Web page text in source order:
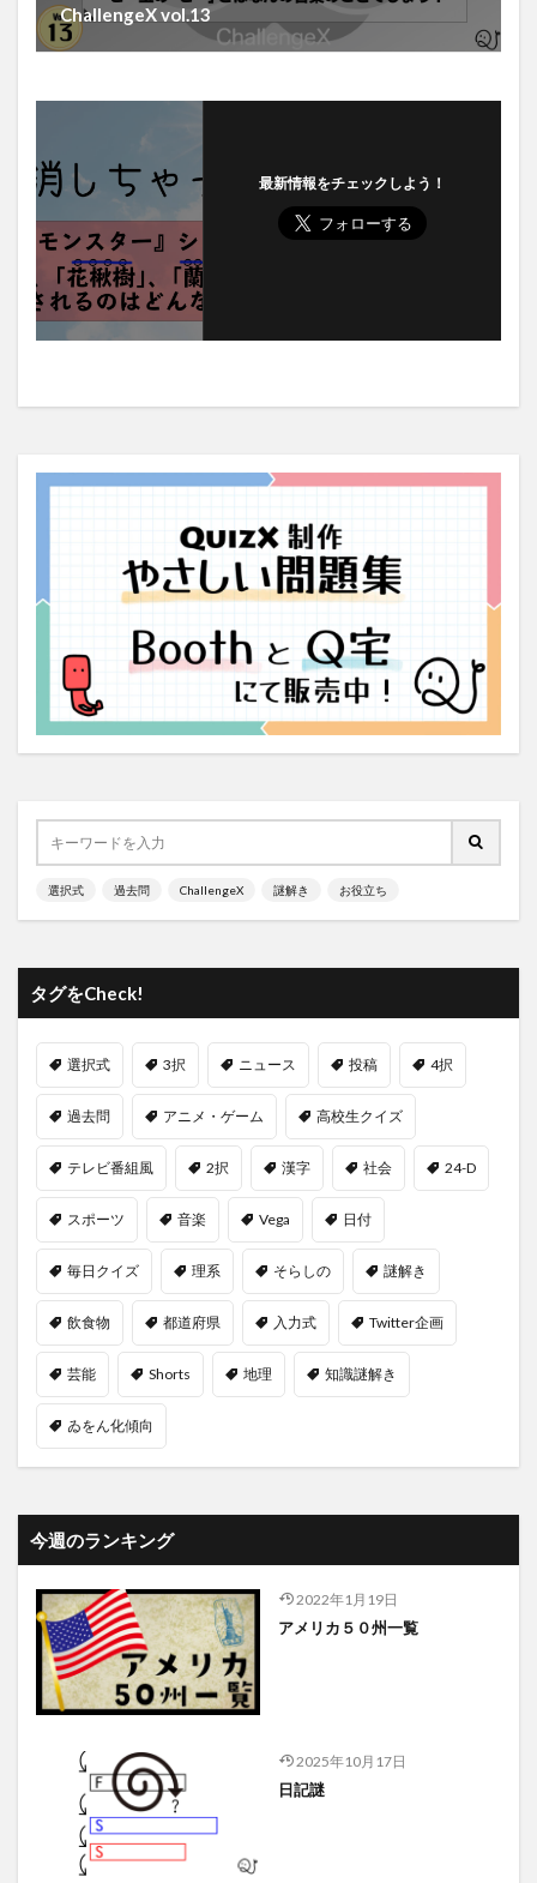
ChallengeX vol.13
最新情報をチェックしよう！
選択式 過去問 ChallengeX 謎解き お役立ち
タグをCheck!
選択式 3択 ニュース 投稿 4択
過去問 アニメ・ゲーム 高校生クイズ
テレビ番組風 2択 漢字 社会 24-D
スポーツ 音楽 Vega 日付
毎日クイズ 理系 そらしの 謎解き
飲食物 都道府県 入力式 Twitter企画
芸能 Shorts 地理 知識謎解き
ゐをん化傾向
今週のランキング
2022年1月19日
アメリカ５０州一覧
2025年10月17日
日記謎